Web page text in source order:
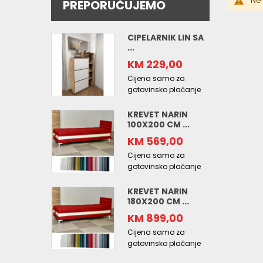
PREPORUČUJEMO
CIPELARNIK LIN SA
...
KM 229,00
Cijena samo za
gotovinsko plaćanje
KREVET NARIN
100X200 CM ...
KM 569,00
Cijena samo za
gotovinsko plaćanje
KREVET NARIN
180X200 CM ...
KM 899,00
Cijena samo za
gotovinsko plaćanje